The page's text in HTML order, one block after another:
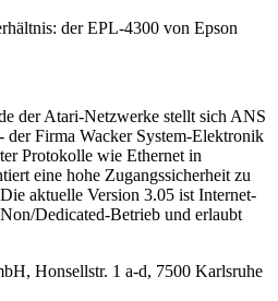
der EPL-4300 von Epson
der Atari-Netzwerke stellt sich ANS
Firma Wacker System-Elektronik
Protokolle wie Ethernet in
eine hohe Zugangssicherheit zu
aktuelle Version 3.05 ist Internet-
Dedicated-Betrieb und erlaubt
Honsellstr. 1 a-d, 7500 Karlsruhe